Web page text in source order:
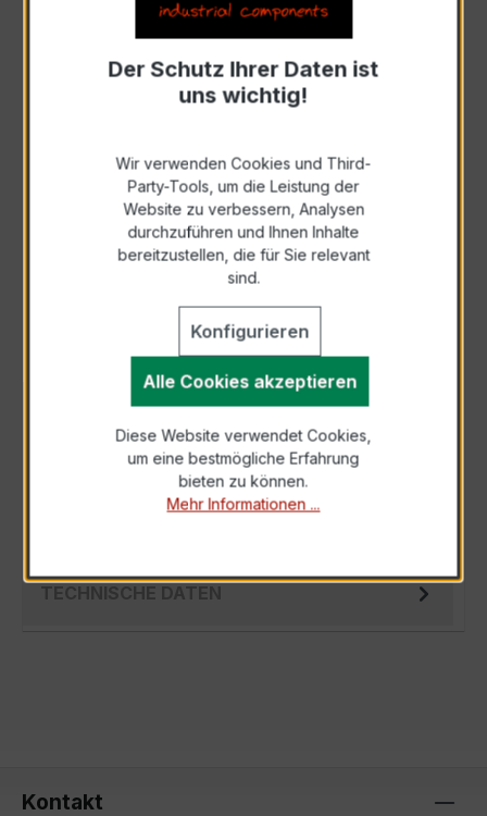
Auswahl zurücksetzen
Anfrage schriftlich
Als PDF exportieren
Der Verrechnungsstromwandler EASKD 31.8
3x250/1A 5VA Kl.0,5 ist ein kompakter,
hochpräziser Niederspannungs-Messwandler
TECHNISCHE DATEN
Kontakt
Der Schutz Ihrer Daten ist
uns wichtig!
Wir verwenden Cookies und Third-
Party-Tools, um die Leistung der
Website zu verbessern, Analysen
durchzuführen und Ihnen Inhalte
bereitzustellen, die für Sie relevant
sind.
Konfigurieren
Alle Cookies akzeptieren
Diese Website verwendet Cookies,
um eine bestmögliche Erfahrung
bieten zu können.
Mehr Informationen ...